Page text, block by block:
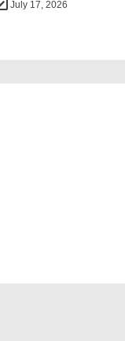
July 17, 2026